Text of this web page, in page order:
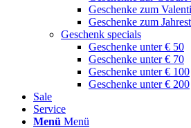
Geschenke zum
Geschenke zum
Geschenk specials
Geschenke unter € 50
Geschenke unter € 70
Geschenke unter € 100
Geschenke unter € 200
Sale
Service
Menü Menü